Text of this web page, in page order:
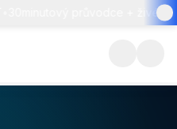
průvodce + živé otázky